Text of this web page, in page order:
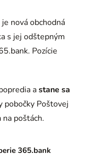
nová obchodná
s jej odštepným
Pozície
astane sa
pobočky Poštovej
poštách.
365.bank